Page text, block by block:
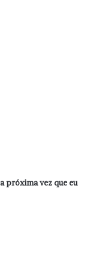
próxima vez que eu